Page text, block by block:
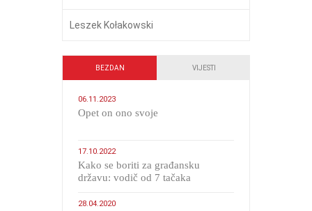
Leszek Kołakowski
BEZDAN VIJESTI
06.11.2023
​Opet on ono svoje
17.10.2022
Kako se boriti za građansku
državu: vodič od 7 tačaka
28.04.2020